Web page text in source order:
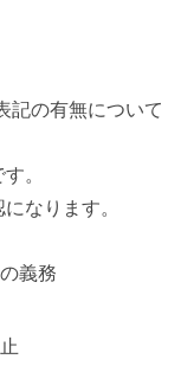
記の有無について
。
なります。
義務